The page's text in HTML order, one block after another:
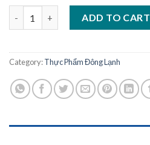
ADD TO CART
Category:Thực Phẩm Đông Lạnh